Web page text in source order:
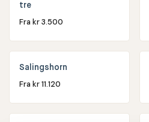
tre
Fra kr3.500
Salingshorn
Fra kr11.120